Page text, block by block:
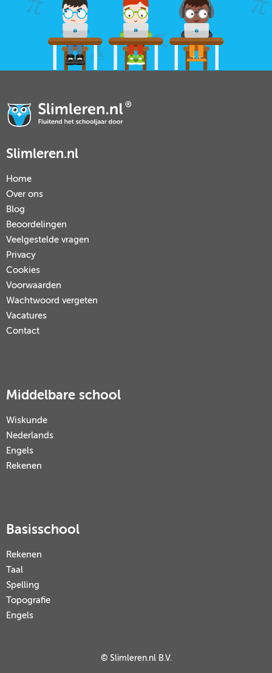
Slimleren.nl
Home
Over ons
Blog
Beoordelingen
Veelgestelde vragen
Privacy
Cookies
Voorwaarden
Wachtwoord vergeten
Vacatures
Contact
Middelbare school
Wiskunde
Nederlands
Engels
Rekenen
Basisschool
Rekenen
Taal
Spelling
Topografie
Engels
© Slimleren.nl B.V.